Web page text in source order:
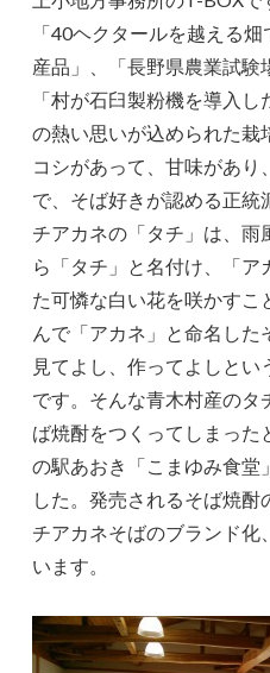
「40ヘクタールを越える
産品」、「長野県農業試験
「村が石臼製粉機を導入
の熱い思いが込められた栽
コシがあって、甘味があ
で、そば好きが認める正統
チアカネの「タチ」は、雨
ら「タチ」と名付け、「
た可憐な白い花を咲かすこ
んで「アカネ」と命名した
見てよし、作ってよしと
です。そんな青木村産のタ
ば焼酎をつくってしまった
の駅あおき「こまゆみ食堂
した。発売されるそば焼
チアカネそばのブランド化
います。